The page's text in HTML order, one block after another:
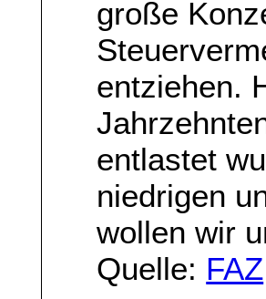
große
entziehen.
entlastet
niedrigen
wollen wir
Quelle: FAZ